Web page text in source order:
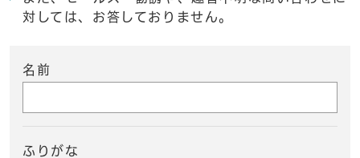
対しては、お答しておりません。
名前
ふりがな